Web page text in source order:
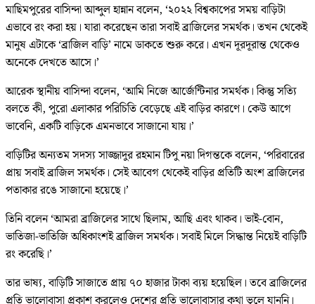
মাছিমপুরের বাসিন্দা আব্দুল হান্নান বলেন, ‘২০২২ বিশ্বকাপের সময় বাড়িটা
এভাবে রং করা হয়। যারা করেছেন তারা সবাই ব্রাজিলের সমর্থক। তখন থেকেই
মানুষ এটাকে ‘ব্রাজিল বাড়ি’ নামে ডাকতে শুরু করে। এখন দূরদূরান্ত থেকেও
অনেকে দেখতে আসে।’
আরেক স্থানীয় বাসিন্দা বলেন, ‘আমি নিজে আর্জেন্টিনার সমর্থক। কিন্তু সত্যি
বলতে কী, পুরো এলাকার পরিচিতি বেড়েছে এই বাড়ির কারণে। কেউ আগে
ভাবেনি, একটি বাড়িকে এমনভাবে সাজানো যায়।’
বাড়িটির অন্যতম সদস্য সাজ্জাদুর রহমান টিপু নয়া দিগন্তকে বলেন, ‘পরিবারের
প্রায় সবাই ব্রাজিল সমর্থক। সেই আবেগ থেকেই বাড়ির প্রতিটি অংশ ব্রাজিলের
পতাকার রঙে সাজানো হয়েছে।’
তিনি বলেন ‘আমরা ব্রাজিলের সাথে ছিলাম, আছি এবং থাকব। ভাই-বোন,
ভাতিজা-ভাতিজি অধিকাংশই ব্রাজিল সমর্থক। সবাই মিলে সিদ্ধান্ত নিয়েই বাড়িটি
রং করেছি।’
তার ভাষ্য, বাড়িটি সাজাতে প্রায় ৭০ হাজার টাকা ব্যয় হয়েছিল। তবে ব্রাজিলের